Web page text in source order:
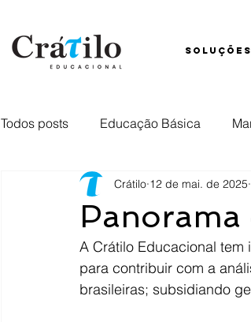
SOLUÇÕES
Todos posts Educação Básica
Ensino Híbrido Comunicação
Captação retenção Ensino
Panorama
Crátilo 12 de mai. de 2025
A Crátilo Educacional
para contribuir com a
brasileiras; subsidiando